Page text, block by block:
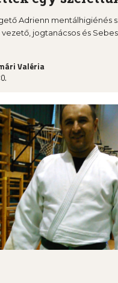
Adrienn mentálhigiénés
jogtanácsos és
Valéria